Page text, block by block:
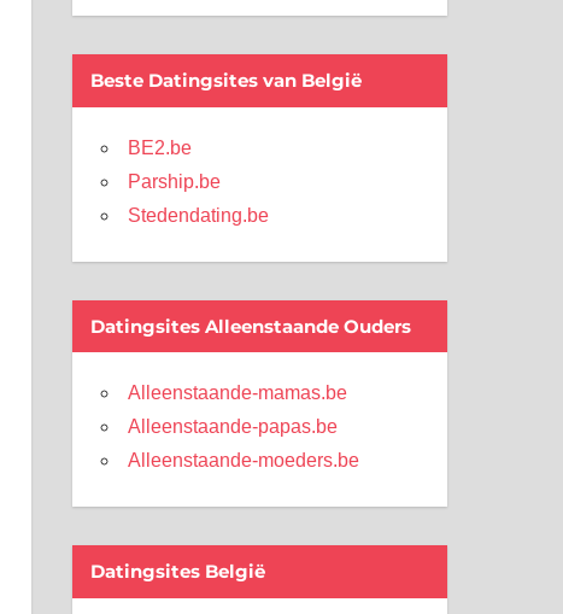
Beste Datingsites van België
BE2.be
Parship.be
Stedendating.be
Datingsites Alleenstaande Ouders
Alleenstaande-mamas.be
Alleenstaande-papas.be
Alleenstaande-moeders.be
Datingsites België